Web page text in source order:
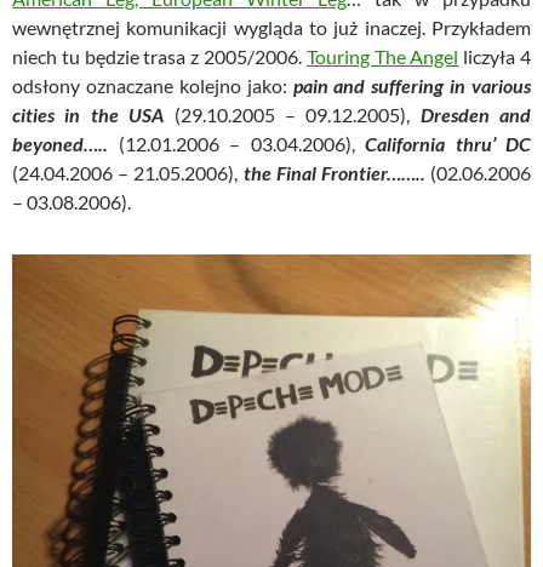
wewnętrznej komunikacji wygląda to już inaczej. Przykładem
niech tu będzie trasa z 2005/2006. Touring The Angel liczyła 4
odsłony oznaczane kolejno jako: pain and suffering in various
cities in the USA (29.10.2005 – 09.12.2005), Dresden and
beyoned….. (12.01.2006 – 03.04.2006), California thru’ DC
(24.04.2006 – 21.05.2006), the Final Frontier…….. (02.06.2006
– 03.08.2006).